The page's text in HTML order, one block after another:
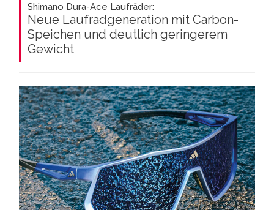
Shimano Dura-Ace Laufräder:
Neue Laufradgeneration mit Carbon-
Speichen und deutlich geringerem
Gewicht